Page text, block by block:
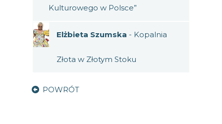
Kulturowego w Polsce”
Elżbieta Szumska - Kopalnia
Złota w Złotym Stoku
POWRÓT